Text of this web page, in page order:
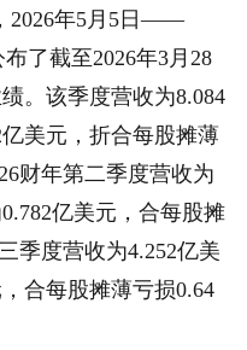
2026年5月5日——
了截至2026年3月28
。该季度营收为8.084
美元，折合每股摊薄
财年第二季度营收为
亿美元，合每股摊
季度营收为4.252亿美
合每股摊薄亏损0.64